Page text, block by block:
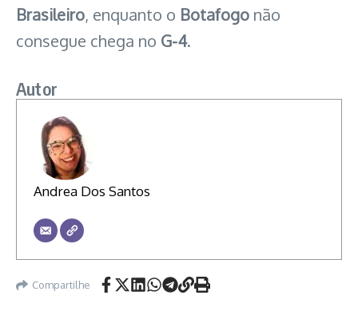
Brasileiro, enquanto o Botafogo não
consegue chega no G-4.
Autor
Andrea Dos Santos
Compartilhe